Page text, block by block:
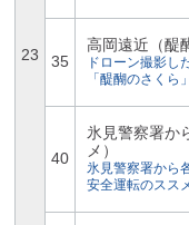
23 35
高岡遠近（醍
ドローン撮影し
「醍醐のさくら
40
氷見警察署か
メ）
氷見警察署から
安全運転のスス